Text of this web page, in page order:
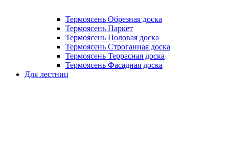
Термоясень Обрезная доска
Термоясень Паркет
Термоясень Половая доска
Термоясень Строганная доска
Термоясень Террасная доска
Термоясень Фасадная доска
Для лестниц